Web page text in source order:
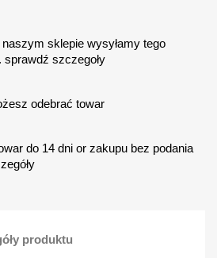
sklepie wysyłamy tego
szczegoły
odebrać towar
do 14 dni or zakupu bez podania
produktu